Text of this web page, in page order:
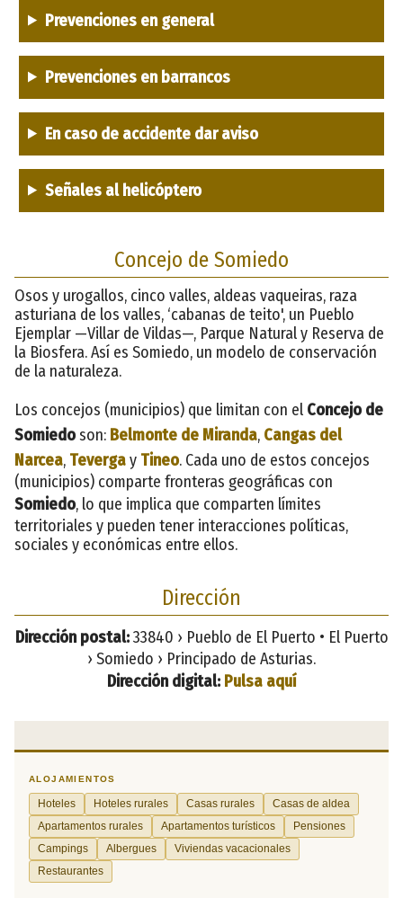
Prevenciones en general
Prevenciones en barrancos
En caso de accidente dar aviso
Señales al helicóptero
Concejo de Somiedo
Osos y urogallos, cinco valles, aldeas vaqueiras, raza
asturiana de los valles, ‘cabanas de teito', un Pueblo
Ejemplar —Villar de Vildas—, Parque Natural y Reserva de
la Biosfera. Así es Somiedo, un modelo de conservación
de la naturaleza.
Los concejos (municipios) que limitan con el Concejo de
Somiedoson: Belmonte de Miranda, Cangas del
Narcea, Tevergay Tineo. Cada uno de estos concejos
(municipios) comparte fronteras geográficas con
Somiedo, lo que implica que comparten límites
territoriales y pueden tener interacciones políticas,
sociales y económicas entre ellos.
Dirección
Dirección postal:33840 › Pueblo de El Puerto • El Puerto
› Somiedo › Principado de Asturias.
Dirección digital: Pulsa aquí